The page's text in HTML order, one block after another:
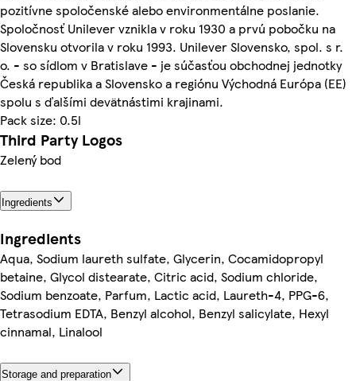
pozitívne spoločenské alebo environmentálne poslanie.
Spoločnosť Unilever vznikla v roku 1930 a prvú pobočku na
Slovensku otvorila v roku 1993. Unilever Slovensko, spol. s r.
o. - so sídlom v Bratislave - je súčasťou obchodnej jednotky
Česká republika a Slovensko a regiónu Východná Európa (EE)
spolu s ďalšími devätnástimi krajinami.
Pack size: 0.5l
Third Party Logos
Zelený bod
Ingredients
Ingredients
Aqua, Sodium laureth sulfate, Glycerin, Cocamidopropyl
betaine, Glycol distearate, Citric acid, Sodium chloride,
Sodium benzoate, Parfum, Lactic acid, Laureth-4, PPG-6,
Tetrasodium EDTA, Benzyl alcohol, Benzyl salicylate, Hexyl
cinnamal, Linalool
Storage and preparation